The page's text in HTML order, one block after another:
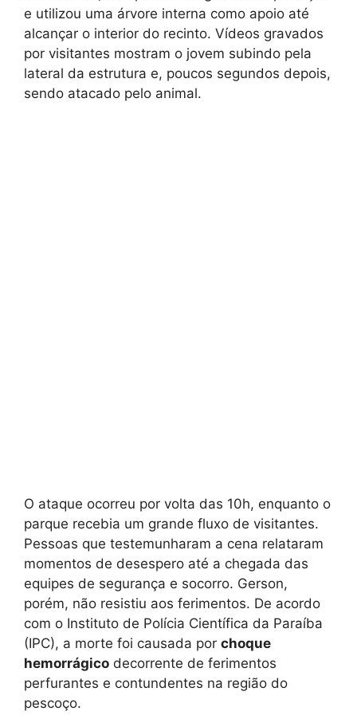
e utilizou uma árvore interna como apoio até
alcançar o interior do recinto. Vídeos gravados
por visitantes mostram o jovem subindo pela
lateral da estrutura e, poucos segundos depois,
sendo atacado pelo animal.
O ataque ocorreu por volta das 10h, enquanto o
parque recebia um grande fluxo de visitantes.
Pessoas que testemunharam a cena relataram
momentos de desespero até a chegada das
equipes de segurança e socorro. Gerson,
porém, não resistiu aos ferimentos. De acordo
com o Instituto de Polícia Científica da Paraíba
(IPC), a morte foi causada por choque
hemorrágico decorrente de ferimentos
perfurantes e contundentes na região do
pescoço.